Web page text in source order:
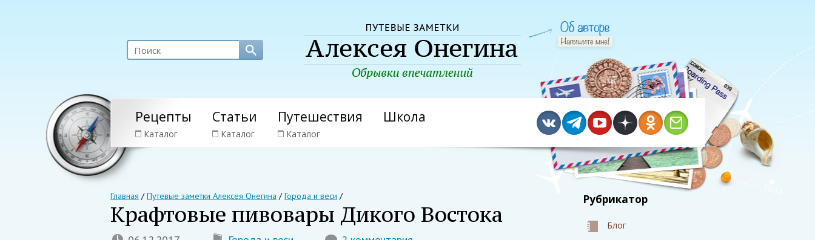
Рецепты
Каталог
Статьи
Каталог
Путешествия
Каталог
Школа
Главная /Путевые заметки Алексея Онегина /Города и веси /
Крафтовые пивовары Дикого Востока
Рубрикатор
Блог